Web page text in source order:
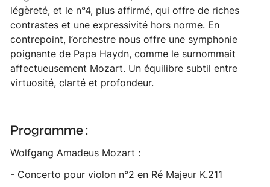
légèreté, et le n°4, plus affirmé, qui offre de riches
contrastes et une expressivité hors norme. En
contrepoint, l’orchestre nous offre une symphonie
poignante de Papa Haydn, comme le surnommait
affectueusement Mozart. Un équilibre subtil entre
virtuosité, clarté et profondeur.
Programme :
Wolfgang Amadeus Mozart :
- Concerto pour violon n°2 en Ré Majeur K.211